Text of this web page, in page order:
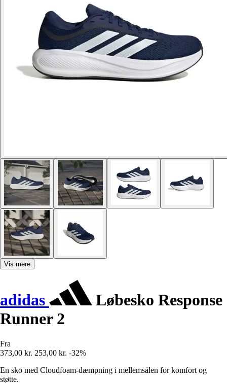
Vis mere
adidas
Løbesko Response
Runner 2
Fra
373,00 kr. 253,00 kr. -32%
En sko med Cloudfoam-dæmpning i mellemsålen for komfort og
støtte.